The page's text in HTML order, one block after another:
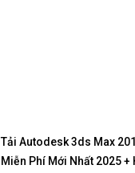
Tải Autodesk 3ds Max
Miễn Phí Mới Nhất 2025 +